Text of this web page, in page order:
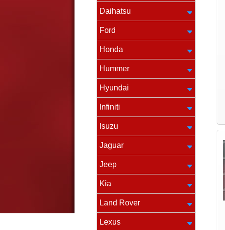
Daihatsu
Ford
Honda
Hummer
Hyundai
Infiniti
Isuzu
Jaguar
Jeep
Kia
Land Rover
Lexus